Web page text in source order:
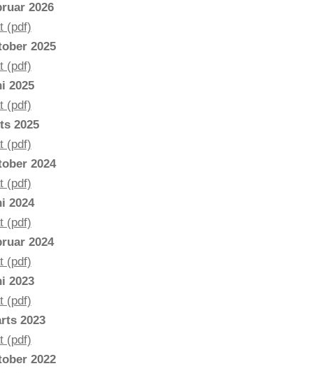
2026
(pdf)
2025
(pdf)
2025
(pdf)
2025
(pdf)
2024
(pdf)
2024
(pdf)
2024
(pdf)
2023
(pdf)
2023
(pdf)
2022